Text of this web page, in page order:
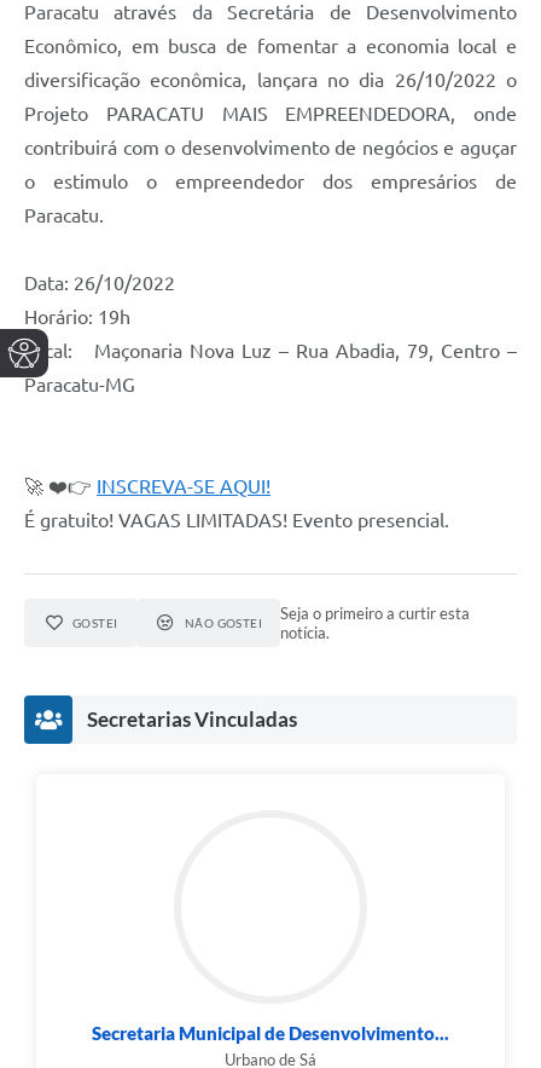
Paracatu através da Secretária de Desenvolvimento
Econômico, em busca de fomentar a economia local e
diversificação econômica, lançara no dia 26/10/2022 o
Projeto PARACATU MAIS EMPREENDEDORA, onde
contribuirá com o desenvolvimento de negócios e aguçar
o estimulo o empreendedor dos empresários de
Paracatu.
Data: 26/10/2022
Horário: 19h
Local: Maçonaria Nova Luz – Rua Abadia, 79, Centro –
Paracatu-MG
🚀 ❤️👉 INSCREVA-SE AQUI!
É gratuito! VAGAS LIMITADAS! Evento presencial.
GOSTEI NÃO GOSTEI
Seja o primeiro a curtir esta
notícia.
Secretarias Vinculadas
Secretaria Municipal de Desenvolvimento...
Urbano de Sá